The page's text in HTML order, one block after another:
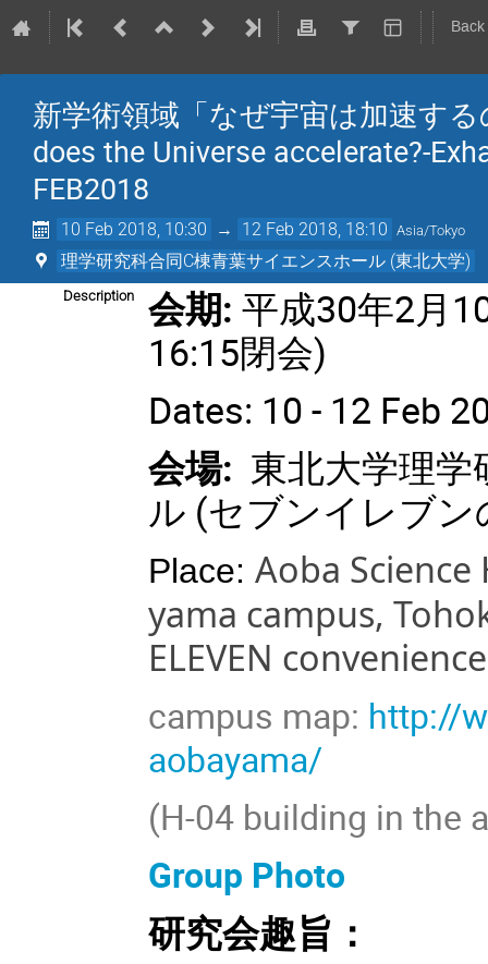
新学術領域「なぜ宇宙は加速す
does the Universe accelerate?-
FEB2018
10 Feb 2018, 10:30 → 12 Feb 2018, 18:10 Asia/Tokyo
理学研究科合同C棟青葉サイエンスホール (東北大学)
Description 会期:平成30年2月
16:15閉会)
Dates: 10 - 12 Feb
会場: 東北大学理
ル (セブンイレブン
Place:Aoba Science
yama campus,
ELEVEN
campus map: http://
aobayama/
(H-04 building in the
Group Photo
研究会趣旨：